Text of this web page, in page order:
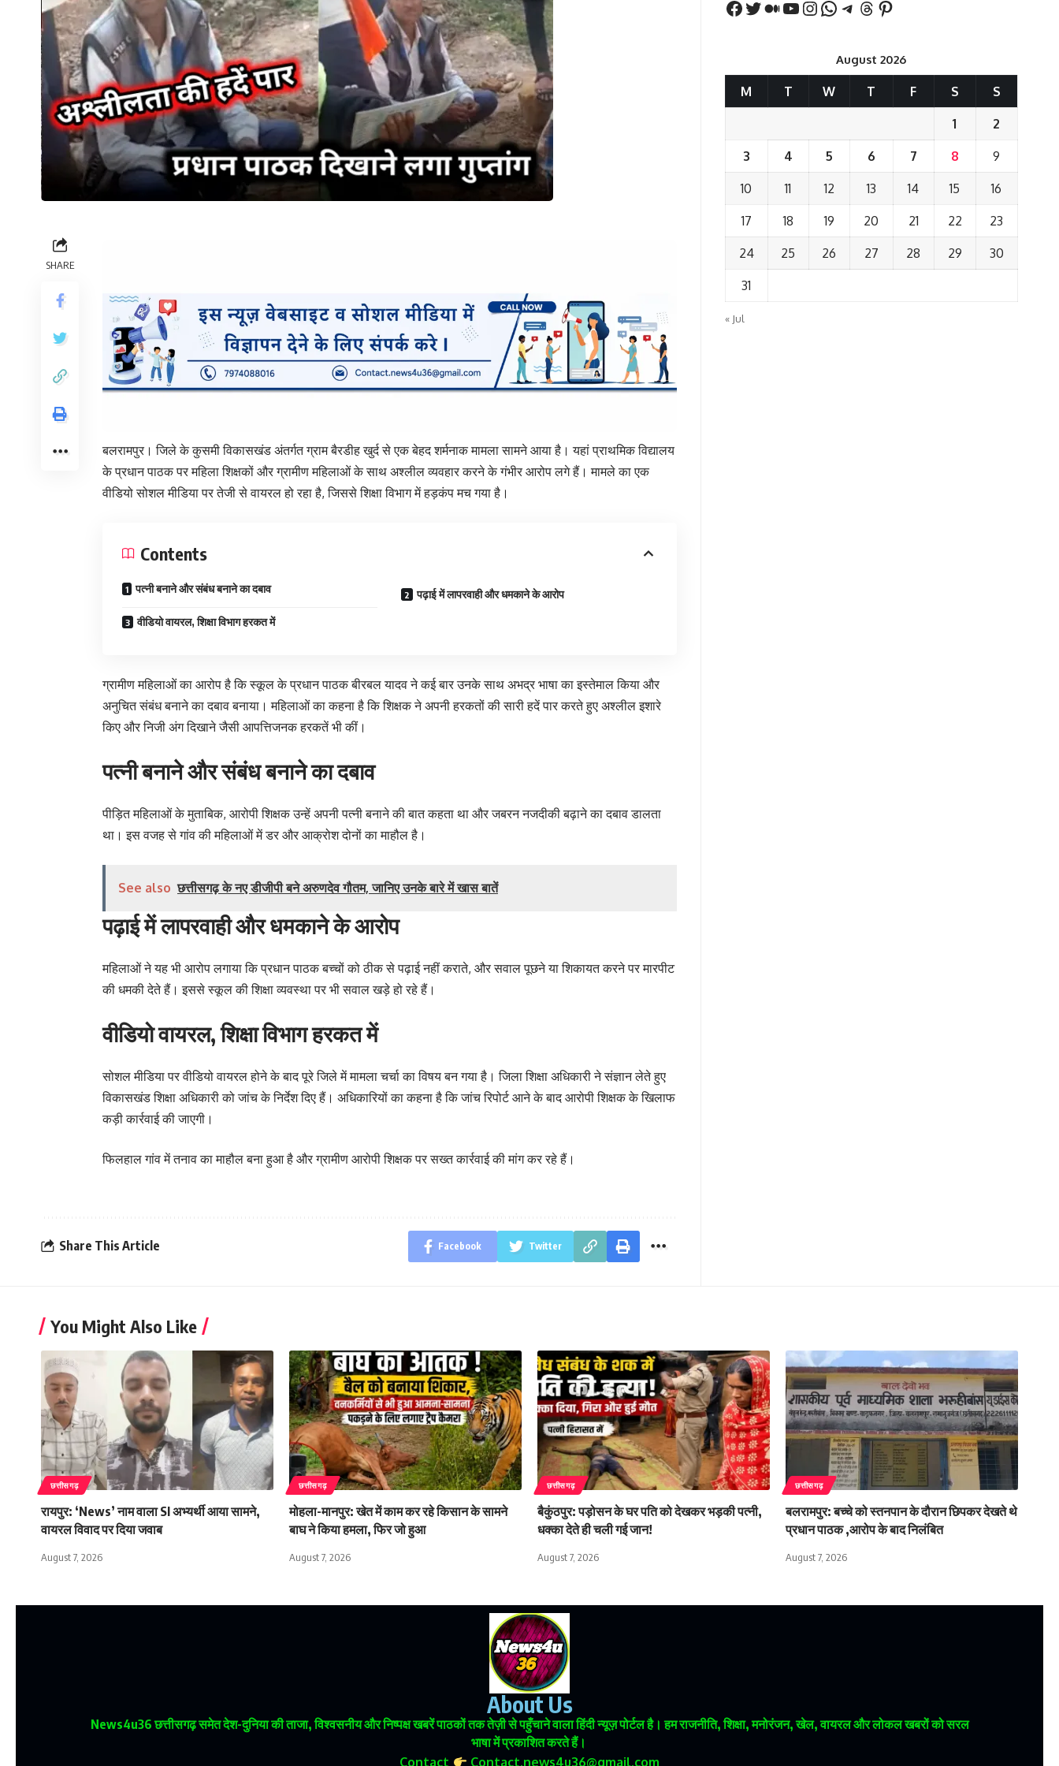
SHARE
बलरामपुर। जिले के कुसमी विकासखंड अंतर्गत ग्राम बैरडीह खुर्द से एक बेहद शर्मनाक मामला सामने आया है। यहां प्राथमिक विद्यालय
के प्रधान पाठक पर महिला शिक्षकों और ग्रामीण महिलाओं के साथ अश्लील व्यवहार करने के गंभीर आरोप लगे हैं। मामले का एक
वीडियो सोशल मीडिया पर तेजी से वायरल हो रहा है, जिससे शिक्षा विभाग में हड़कंप मच गया है।
Contents
पत्नी बनाने और संबंध बनाने का दबाव पढ़ाई में लापरवाही और धमकाने के आरोप
वीडियो वायरल, शिक्षा विभाग हरकत में
ग्रामीण महिलाओं का आरोप है कि स्कूल के प्रधान पाठक बीरबल यादव ने कई बार उनके साथ अभद्र भाषा का इस्तेमाल किया और
अनुचित संबंध बनाने का दबाव बनाया। महिलाओं का कहना है कि शिक्षक ने अपनी हरकतों की सारी हदें पार करते हुए अश्लील इशारे
किए और निजी अंग दिखाने जैसी आपत्तिजनक हरकतें भी कीं।
पत्नी बनाने और संबंध बनाने का दबाव
पीड़ित महिलाओं के मुताबिक, आरोपी शिक्षक उन्हें अपनी पत्नी बनाने की बात कहता था और जबरन नजदीकी बढ़ाने का दबाव डालता
था। इस वजह से गांव की महिलाओं में डर और आक्रोश दोनों का माहौल है।
See also छत्तीसगढ़ के नए डीजीपी बने अरुणदेव गौतम, जानिए उनके बारे में खास बातें
पढ़ाई में लापरवाही और धमकाने के आरोप
महिलाओं ने यह भी आरोप लगाया कि प्रधान पाठक बच्चों को ठीक से पढ़ाई नहीं कराते, और सवाल पूछने या शिकायत करने पर मारपीट
की धमकी देते हैं। इससे स्कूल की शिक्षा व्यवस्था पर भी सवाल खड़े हो रहे हैं।
वीडियो वायरल, शिक्षा विभाग हरकत में
सोशल मीडिया पर वीडियो वायरल होने के बाद पूरे जिले में मामला चर्चा का विषय बन गया है। जिला शिक्षा अधिकारी ने संज्ञान लेते हुए
विकासखंड शिक्षा अधिकारी को जांच के निर्देश दिए हैं। अधिकारियों का कहना है कि जांच रिपोर्ट आने के बाद आरोपी शिक्षक के खिलाफ
कड़ी कार्रवाई की जाएगी।
फिलहाल गांव में तनाव का माहौल बना हुआ है और ग्रामीण आरोपी शिक्षक पर सख्त कार्रवाई की मांग कर रहे हैं।
Share This Article Facebook Twitter
August 2026
M T W T F S S
1 2
3 4 5 6 7 8 9
10 11 12 13 14 15 16
17 18 19 20 21 22 23
24 25 26 27 28 29 30
31
« Jul
You Might Also Like
छत्तीसगढ़
रायपुर: ‘News’ नाम वाला SI अभ्यर्थी आया सामने,
वायरल विवाद पर दिया जवाब
August 7, 2026
छत्तीसगढ़
मोहला-मानपुर: खेत में काम कर रहे किसान के सामने
बाघ ने किया हमला, फिर जो हुआ
August 7, 2026
छत्तीसगढ़
बैकुंठपुर: पड़ोसन के घर पति को देखकर भड़की पत्नी,
धक्का देते ही चली गई जान!
August 7, 2026
छत्तीसगढ़
बलरामपुर: बच्चे को स्तनपान के दौरान छिपकर देखते थे
प्रधान पाठक ,आरोप के बाद निलंबित
August 7, 2026
About Us
News4u36छत्तीसगढ़ समेत देश-दुनिया की ताजा, विश्वसनीय और निष्पक्ष खबरें पाठकों तक तेज़ी से पहुँचाने वाला हिंदी न्यूज़ पोर्टल है। हम राजनीति, शिक्षा, मनोरंजन, खेल, वायरल और लोकल खबरों को सरल
भाषा में प्रकाशित करते हैं।
Contact
Contact.news4u36@gmail.com